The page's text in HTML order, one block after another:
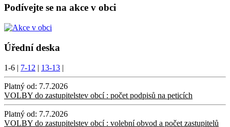
Podívejte se na akce v obci
Úřední deska
1-6 | 7-12 | 13-13 |
Platný od: 7.7.2026
VOLBY do zastupitelstev obcí : počet podpisů na peticích
Platný od: 7.7.2026
VOLBY do zastupitelstev obcí : volební obvod a počet zastupitelů